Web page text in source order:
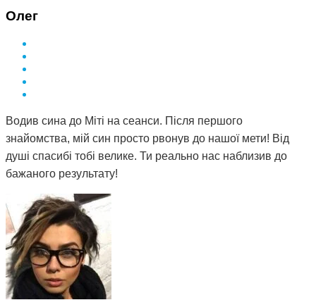
Олег
Водив сина до Міті на сеанси. Після першого
знайомства, мій син просто рвонув до нашої мети! Від
душі спасибі тобі велике. Ти реально нас наблизив до
бажаного результату!